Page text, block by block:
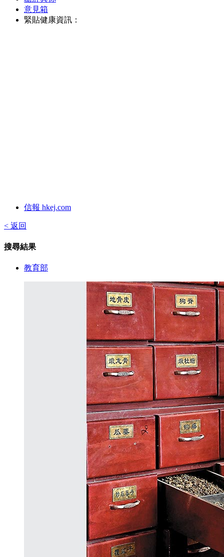
意見箱
緊貼健康資訊：
信報 hkej.com
< 返回
搜尋結果
教育部